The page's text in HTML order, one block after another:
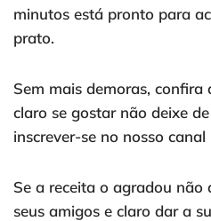
minutos está pronto para
prato.
Sem mais demoras,
claro se gostar não deixe
inscrever-se no nosso canal
Se a receita o agradou não
seus amigos e claro dar a